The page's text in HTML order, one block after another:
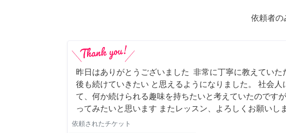
依頼者の
昨日はありがとうございました 非常に丁寧に教えていた
後も続けていきたい と思えるようになりました。 社会人
て、何か続けられる趣味を持ちたいと考えていたのです
ってみたいと思います またレッスン、よろしくお願いし
依頼されたチケット